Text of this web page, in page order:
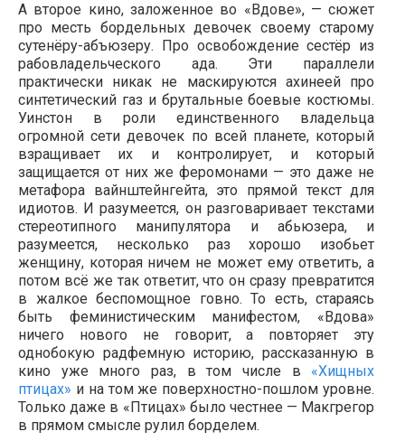
А второе кино, заложенное во «Вдове», — сюжет
про месть бордельных девочек своему старому
сутенёру-абъюзеру. Про освобождение сестёр из
рабовладельческого ада. Эти параллели
практически никак не маскируются ахинеей про
синтетический газ и брутальные боевые костюмы.
Уинстон в роли единственного владельца
огромной сети девочек по всей планете, который
взращивает их и контролирует, и который
защищается от них же феромонами — это даже не
метафора вайнштейнгейта, это прямой текст для
идиотов. И разумеется, он разговаривает текстами
стереотипного манипулятора и абьюзера, и
разумеется, несколько раз хорошо изобьет
женщину, которая ничем не может ему ответить, а
потом всё же так ответит, что он сразу превратится
в жалкое беспомощное говно. То есть, стараясь
быть феминистическим манифестом, «Вдова»
ничего нового не говорит, а повторяет эту
однобокую радфемную историю, рассказанную в
кино уже много раз, в том числе в «Хищных
птицах» и на том же поверхностно-пошлом уровне.
Только даже в «Птицах» было честнее — Макгрегор
в прямом смысле рулил борделем.